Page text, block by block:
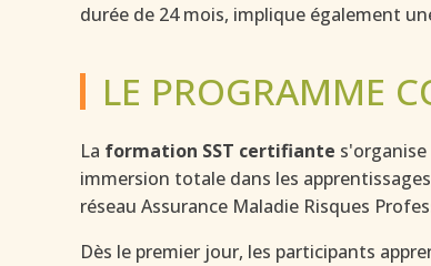
durée de 24 mois, implique également
LE PROGRAMME
La formation SST certifiante
immersion totale dans les
réseau Assurance Maladie Risques
Dès le premier jour, les participants